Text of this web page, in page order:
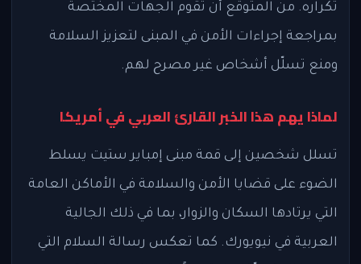
تكراره. من المتوقع أن تقوم الجهات المختصة
بمراجعة إجراءات الأمن في المبنى لتعزيز السلامة
ومنع تسلّل أشخاص غير مصرح لهم.
لماذا يهم هذا الخبر القارئ العربي في أمريكا
تسلل شخصين إلى قمة مبنى إمباير ستيت يسلط
الضوء على قضايا الأمن والسلامة في الأماكن العامة
التي يرتادها السكان والزوار، بما في ذلك الجالية
العربية في نيويورك. كما تعكس رسالة السلام التي